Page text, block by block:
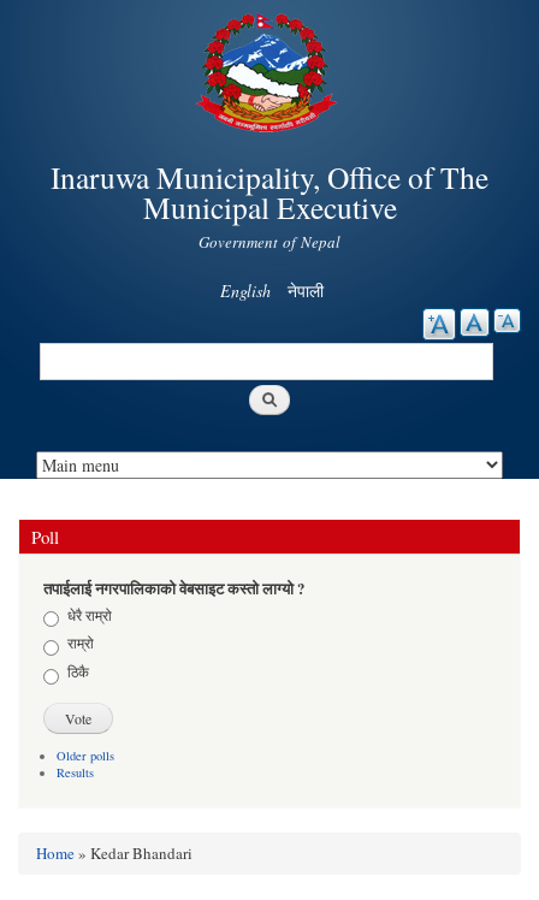
Skip to
main
content
Inaruwa Municipality, Office of The
Municipal Executive
Government of Nepal
English नेपाली
Search
Poll
तपाईलाई नगरपालिकाको वेबसाइट कस्तो लाग्यो ?
Choicesधेरै राम्रो
राम्रो
ठिकै
Older polls
Results
Home» Kedar Bhandari